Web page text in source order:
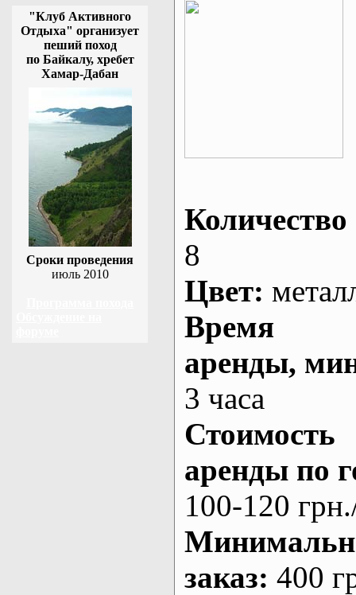
"Клуб Активного
Отдыха" организует
пеший поход
по Байкалу, хребет
Хамар-Дабан
Сроки проведения
июль 2010
Количество
8
Цвет:
Время
аренды,
3 часа
Стоимость
аренды по
100-120
заказ: 400